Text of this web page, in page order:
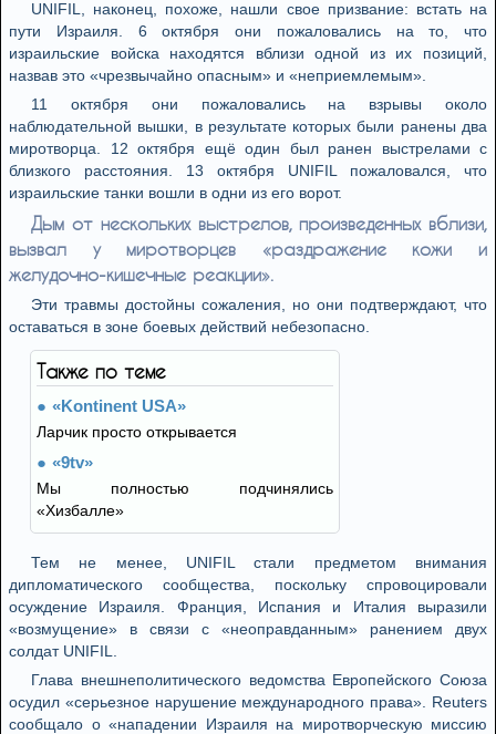
UNIFIL, наконец, похоже, нашли свое призвание: встать на
пути Израиля. 6 октября они пожаловались на то, что
израильские войска находятся вблизи одной из их позиций,
назвав это «чрезвычайно опасным» и «неприемлемым».
11 октября они пожаловались на взрывы около
наблюдательной вышки, в результате которых были ранены два
миротворца. 12 октября ещё один был ранен выстрелами с
близкого расстояния. 13 октября UNIFIL пожаловался, что
израильские танки вошли в одни из его ворот.
Дым от нескольких выстрелов, произведенных вблизи,
вызвал у миротворцев «раздражение кожи и
желудочно-кишечные реакции».
Эти травмы достойны сожаления, но они подтверждают, что
оставаться в зоне боевых действий небезопасно.
Также по теме
«Kontinent USA»
Ларчик просто открывается
«9tv»
Мы полностью подчинялись
«Хизбалле»
Тем не менее, UNIFIL стали предметом внимания
дипломатического сообщества, поскольку спровоцировали
осуждение Израиля. Франция, Испания и Италия выразили
«возмущение» в связи с «неоправданным» ранением двух
солдат UNIFIL.
Глава внешнеполитического ведомства Европейского Союза
осудил «серьезное нарушение международного права». Reuters
сообщало о «нападении Израиля на миротворческую миссию